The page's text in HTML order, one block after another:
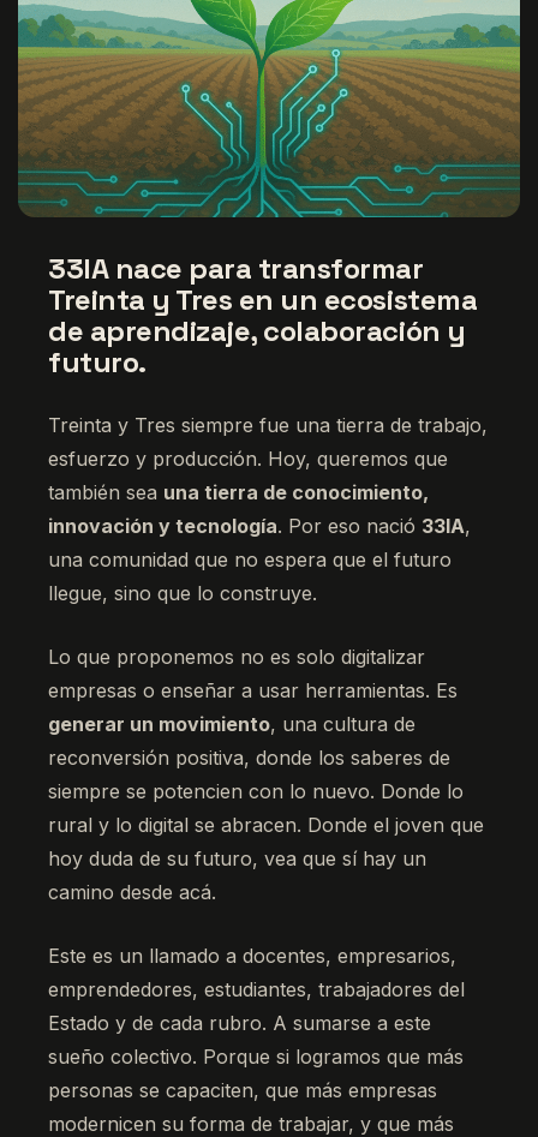
33IA nace para transformar
Treinta y Tres en un ecosistema
de aprendizaje, colaboración y
futuro.
Treinta y Tres siempre fue una tierra de trabajo,
esfuerzo y producción. Hoy, queremos que
también sea una tierra de conocimiento,
innovación y tecnología. Por eso nació 33IA,
una comunidad que no espera que el futuro
llegue, sino que lo construye.
Lo que proponemos no es solo digitalizar
empresas o enseñar a usar herramientas. Es
generar un movimiento, una cultura de
reconversión positiva, donde los saberes de
siempre se potencien con lo nuevo. Donde lo
rural y lo digital se abracen. Donde el joven que
hoy duda de su futuro, vea que sí hay un
camino desde acá.
Este es un llamado a docentes, empresarios,
emprendedores, estudiantes, trabajadores del
Estado y de cada rubro. A sumarse a este
sueño colectivo. Porque si logramos que más
personas se capaciten, que más empresas
modernicen su forma de trabajar, y que más